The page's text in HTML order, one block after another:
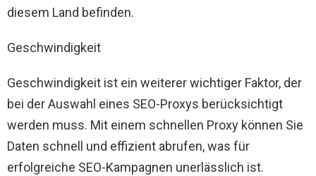
diesem Land befinden.
Geschwindigkeit
Geschwindigkeit ist ein weiterer wichtiger Faktor, der
bei der Auswahl eines SEO-Proxys berücksichtigt
werden muss. Mit einem schnellen Proxy können Sie
Daten schnell und effizient abrufen, was für
erfolgreiche SEO-Kampagnen unerlässlich ist.